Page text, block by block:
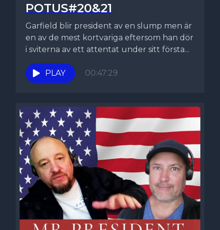
POTUS#20&21
Garfield blir president av en slump men är
en av de mest kortvariga eftersom han dör
i sviterna av ett attentat under sitt första...
PLAY 00:47:29